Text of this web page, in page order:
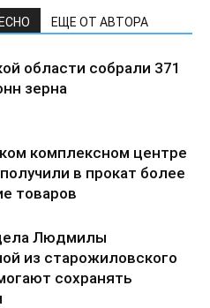
ЕЩЕ ОТ АВТОРА
области собрали 371
зерна
комплексном центре
в прокат более
товаров
Людмилы
из старожиловского
сохранять